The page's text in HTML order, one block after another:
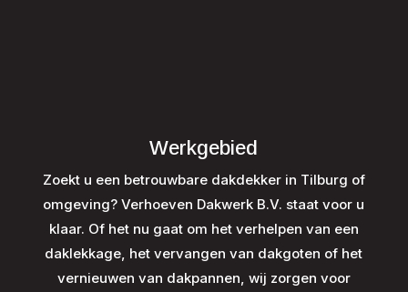
Werkgebied
Zoekt u een betrouwbare dakdekker in Tilburg of
omgeving? Verhoeven Dakwerk B.V. staat voor u
klaar. Of het nu gaat om het verhelpen van een
daklekkage, het vervangen van dakgoten of het
vernieuwen van dakpannen, wij zorgen voor